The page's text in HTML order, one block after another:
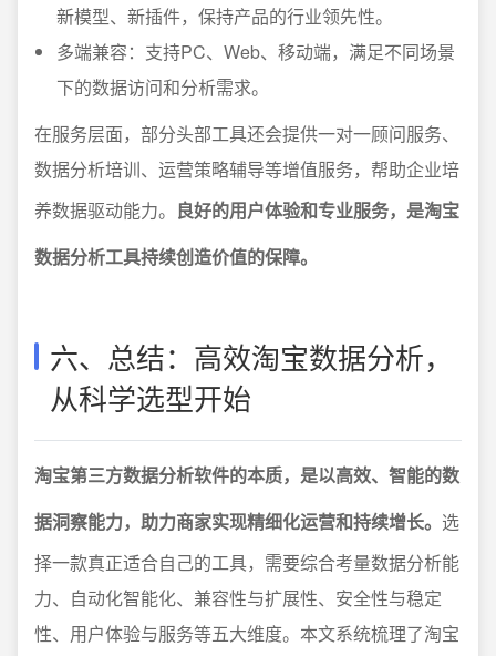
新模型、新插件，保持产品的行业领先性。
多端兼容：支持PC、Web、移动端，满足不同场景
下的数据访问和分析需求。
在服务层面，部分头部工具还会提供一对一顾问服务、
数据分析培训、运营策略辅导等增值服务，帮助企业培
养数据驱动能力。 良好的用户体验和专业服务，是淘宝
数据分析工具持续创造价值的保障。
六、总结：高效淘宝数据分析，
从科学选型开始
淘宝第三方数据分析软件的本质，是以高效、智能的数
据洞察能力，助力商家实现精细化运营和持续增长。 选
择一款真正适合自己的工具，需要综合考量数据分析能
力、自动化智能化、兼容性与扩展性、安全性与稳定
性、用户体验与服务等五大维度。本文系统梳理了淘宝